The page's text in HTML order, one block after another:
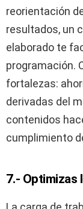
reorientación
resultados, un
elaborado te
programación.
fortalezas:
derivadas del
contenidos
cumplimiento
7.- Optimizas